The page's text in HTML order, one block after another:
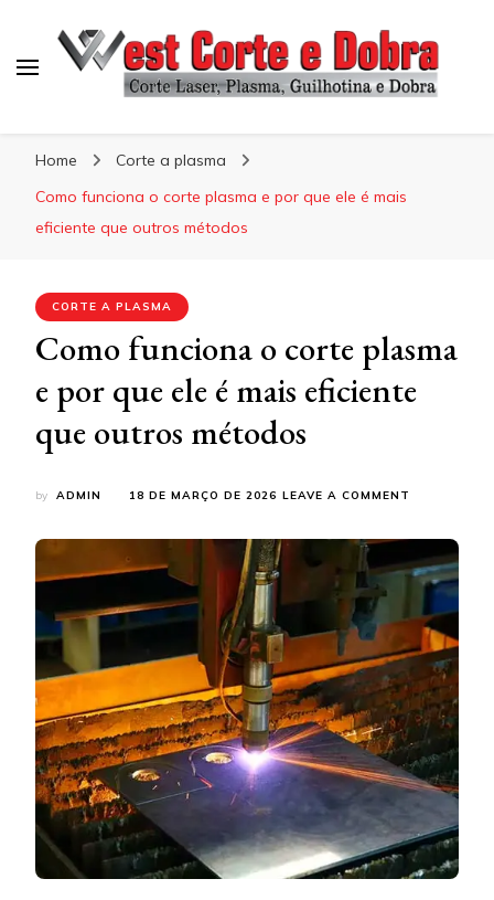
Home
Corte a plasma
Como funciona o corte plasma e por que ele é mais
eficiente que outros métodos
CORTE A PLASMA
Como funciona o corte plasma
e por que ele é mais eficiente
que outros métodos
by ADMIN 18 DE MARÇO DE 2026 LEAVE A COMMENT
CORTE
POR
QUE
ELE
É
MAIS
EFICIENTE
QUE
OUTROS
MÉTODOS